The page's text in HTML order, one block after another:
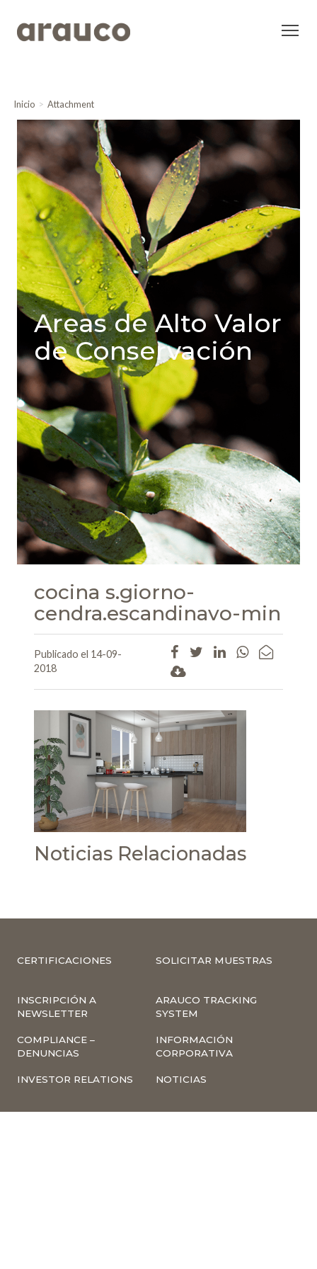
Inicio Attachment
Areas de Alto Valor
de Conservación
cocina s.giorno-
cendra.escandinavo-min
Publicado el 14-09-
2018
Noticias Relacionadas
CERTIFICACIONES SOLICITAR MUESTRAS
INSCRIPCIÓN A
NEWSLETTER
ARAUCO TRACKING
SYSTEM
COMPLIANCE –
DENUNCIAS
INFORMACIÓN
CORPORATIVA
INVESTOR RELATIONS NOTICIAS